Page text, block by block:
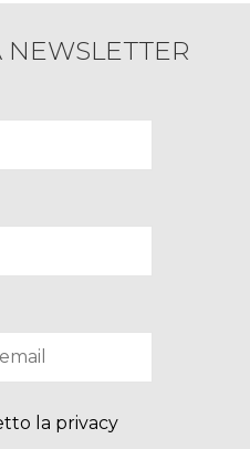
NEWSLETTER
la privacy